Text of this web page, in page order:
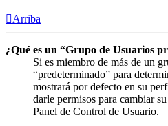
Arriba
¿Qué es un “Grupo de Usuarios
Si es miembro de más de un
“predeterminado” para
mostrará por defecto en su
darle permisos para cambiar
Panel de Control de Usuario.